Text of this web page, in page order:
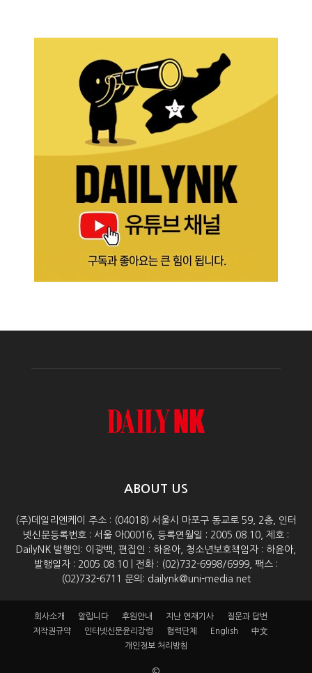
ABOUT US
(주)데일리엔케이 주소 : (04018) 서울시 마포구 동교로 59, 2층, 인터
넷신문등록번호 : 서울 아00016, 등록연월일 : 2005.08.10, 제호 :
DailyNK 발행인: 이광백, 편집인 : 하윤아, 청소년보호책임자 : 하윤아,
발행일자 : 2005.08.10 | 전화 : (02)732-6998/6999, 팩스 :
(02)732-6711 문의: dailynk@uni-media.net
회사소개 알립니다 후원안내 지난 연재기사
질문과 답변
저작권규약
인터넷신문윤리강령 협력단체 English
中文
개인정보 처리방침
©